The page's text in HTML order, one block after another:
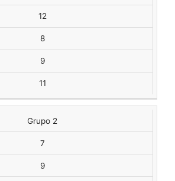
12
8
9
11
Grupo 2
7
9